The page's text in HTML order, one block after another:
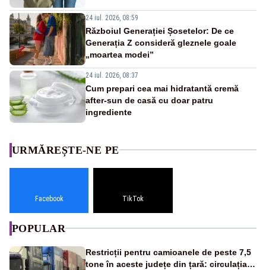
24 iul. 2026, 08:59
Războiul Generației Șosetelor: De ce
Generația Z consideră gleznele goale
„moartea modei”
24 iul. 2026, 08:37
Cum prepari cea mai hidratantă cremă
after-sun de casă cu doar patru
ingrediente
URMĂREȘTE-NE PE
Facebook TikTok
POPULAR
Restricții pentru camioanele de peste 7,5
tone în aceste județe din țară: circulația